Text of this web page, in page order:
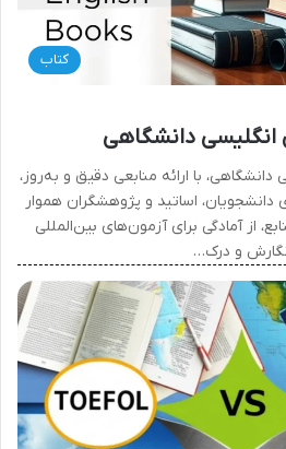
کتاب
انگلیسی دانشگاهی
دانشگاهی، با ارائه منابعی دقیق و به‌روز،
دانشجویان، اساتید و پژوهشگران هموار
از آمادگی برای آزمون‌های بین‌المللی
و درک…